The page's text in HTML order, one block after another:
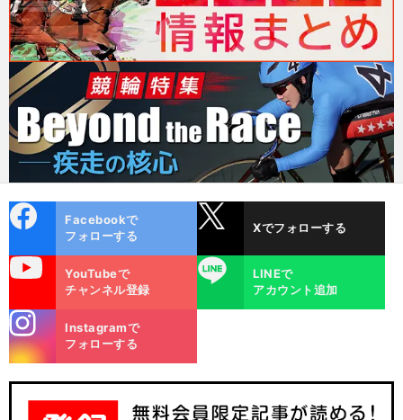
ok
Facebookで
フォローする
Xでフォローする
YouTubeで
チャンネル登録
LINE
LINEで
アカウント追加
m
Instagramで
フォローする